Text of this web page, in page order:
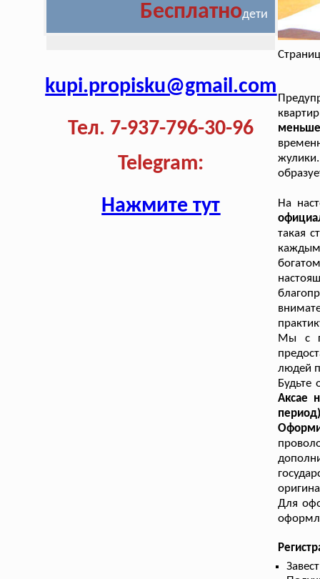
Бесплатнодети
kupi.propisku@gmail.com
Тел. 7-937-796-30-96
Telegram:
Нажмите тут
На
такая
Мы с
людей
Будьте
Аксае
Для